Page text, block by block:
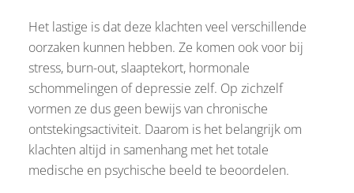
Het lastige is dat deze klachten veel verschillende
oorzaken kunnen hebben. Ze komen ook voor bij
stress, burn-out, slaaptekort, hormonale
schommelingen of depressie zelf. Op zichzelf
vormen ze dus geen bewijs van chronische
ontstekingsactiviteit. Daarom is het belangrijk om
klachten altijd in samenhang met het totale
medische en psychische beeld te beoordelen.